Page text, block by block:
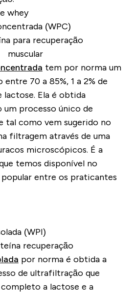
whey
(WPC)
tem por norma um
70 a 85%, 1 a 2% de
lactose. Ela é obtida
um processo único de
tal como vem sugerido no
filtragem através de uma
microscópicos. É a
temos disponível no
popular entre os praticantes
(WPI)
por norma é obtida a
de ultrafiltração que
a lactose e a